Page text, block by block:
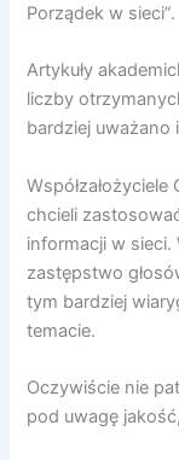
Porządek w sieci”.
Artykuły
liczby
bardziej uważano
chcieli
informacji w
zastępstwo
tym bardziej
temacie.
Oczywiście nie
pod uwagę